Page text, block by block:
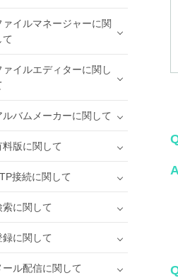
ァイルマネージャーに関
て
ァイルエディターに関し
ルバムメーカーに関して
料版に関して
接続に関して
索に関して
録に関して
ール配信に関して